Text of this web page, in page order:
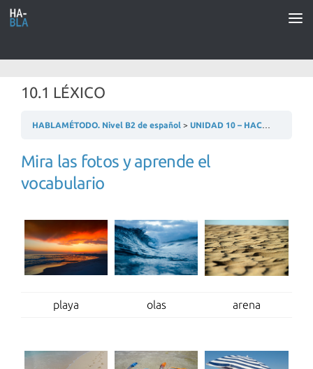
Saltar al contenido
10.1 LÉXICO
HABLAMÉTODO. Nivel B2 de español UNIDAD 10 – HACEMOS TURISMO
Mira las fotos y aprende el
vocabulario
playa olas arena